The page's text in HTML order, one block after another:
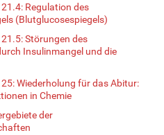
Regulation des
(Blutglucosespiegels)
Störungen des
Insulinmangel und die
Wiederholung für das Abitur:
in Chemie
der